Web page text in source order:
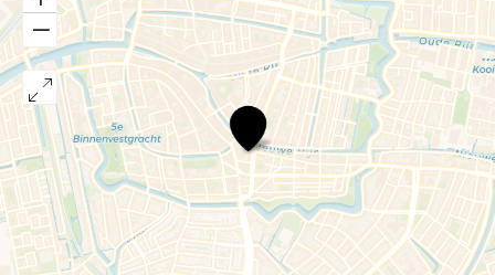
Oerlemans
Kinderschoenen